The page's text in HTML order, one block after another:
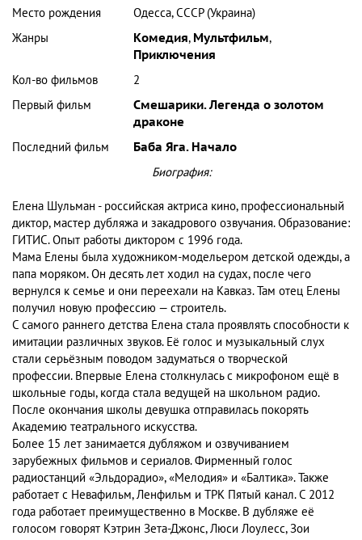
Место рождения
Одесса, СССР (Украина)
Жанры
Комедия, Мультфильм,
Приключения
Кол-во фильмов
2
Первый фильм
Смешарики. Легенда о золотом
драконе
Последний фильм
Баба Яга. Начало
Биография:
Елена Шульман - российская актриса кино, профессиональный
диктор, мастер дубляжа и закадрового озвучания. Образование:
ГИТИС. Опыт работы диктором с 1996 года.
Мама Елены была художником-модельером детской одежды, а
папа моряком. Он десять лет ходил на судах, после чего
вернулся к семье и они переехали на Кавказ. Там отец Елены
получил новую профессию — строитель.
С самого раннего детства Елена стала проявлять способности к
имитации различных звуков. Её голос и музыкальный слух
стали серьёзным поводом задуматься о творческой
профессии. Впервые Елена столкнулась с микрофоном ещё в
школьные годы, когда стала ведущей на школьном радио.
После окончания школы девушка отправилась покорять
Академию театрального искусства.
Более 15 лет занимается дубляжом и озвучиванием
зарубежных фильмов и сериалов. Фирменный голос
радиостанций «Эльдорадио», «Мелодия» и «Балтика». Также
работает с Невафильм, Ленфильм и ТРК Пятый канал. С 2012
года работает преимущественно в Москве. В дубляже её
голосом говорят Кэтрин Зета-Джонс, Люси Лоулесс, Зои